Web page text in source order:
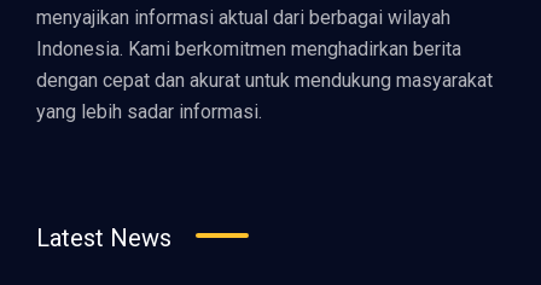
menyajikan informasi aktual dari berbagai wilayah
Indonesia. Kami berkomitmen menghadirkan berita
dengan cepat dan akurat untuk mendukung masyarakat
yang lebih sadar informasi.
Latest News